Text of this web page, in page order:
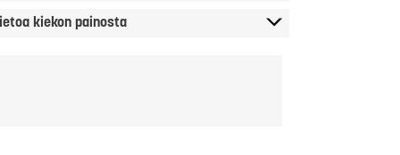
kiekon painosta